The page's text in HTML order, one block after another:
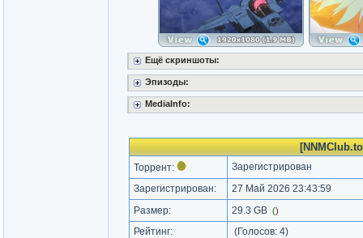
Ещё скриншоты:
Эпизоды:
MediaInfo:
Торрент:
Зарегистрирован
Зарегистрирован:
27 Май 2026 23:43:59
Размер:
29.3 GB ()
Рейтинг: (Голосов: 4)